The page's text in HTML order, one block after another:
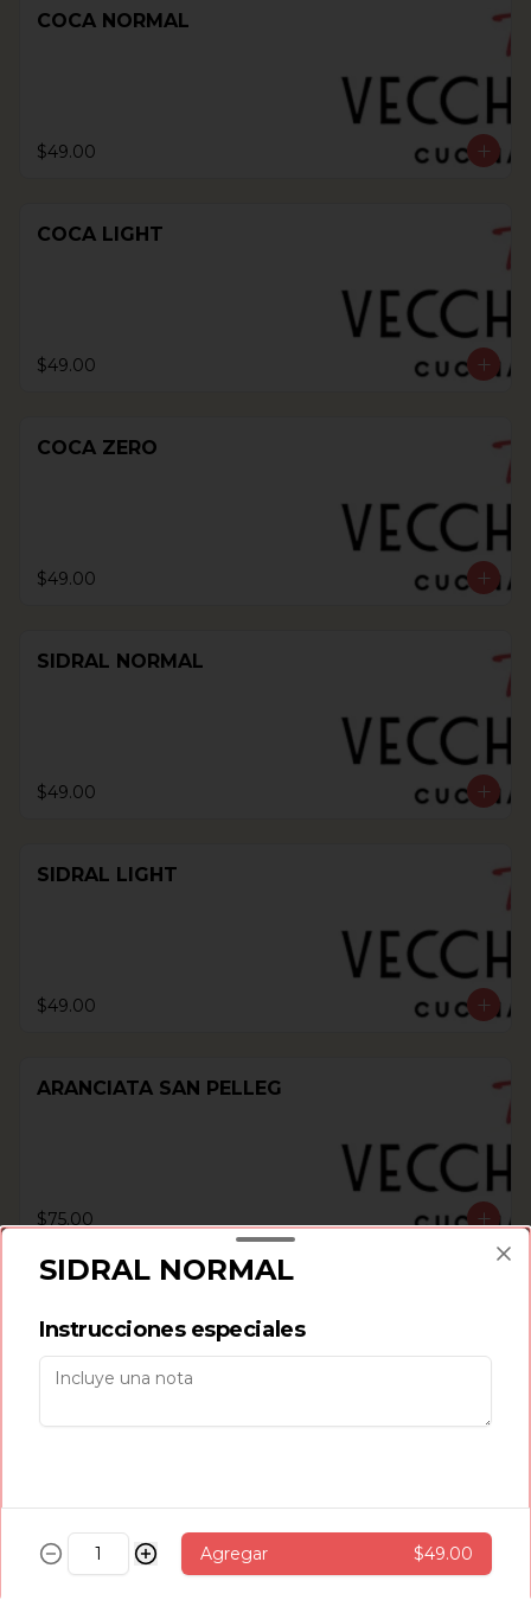
COCA NORMAL
$49.00
COCA LIGHT
$49.00
COCA ZERO
$49.00
SIDRAL NORMAL
$49.00
SIDRAL LIGHT
$49.00
ARANCIATA SAN PELLEG
$75.00
$75.00
CAFÉ
SIDRAL NORMAL
Instrucciones especiales
Agregar $49.00